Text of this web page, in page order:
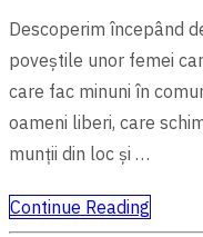
Descoperim începând
poveștile unor femei
care fac minuni în
oameni liberi, care
munții din loc și …
Continue Reading